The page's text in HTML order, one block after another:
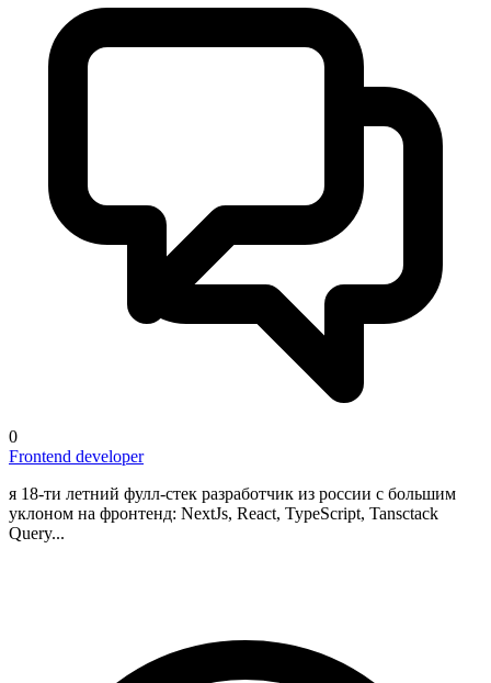
0
Frontend developer
я 18-ти летний фулл-стек разработчик из россии с большим
уклоном на фронтенд: NextJs, React, TypeScript, Tansctack
Query...